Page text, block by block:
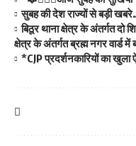
सुबह की देश राज्यों से बड़ी
बिठूर थाना क्षेत्र के अंतर्गत दो
क्षेत्र के अंतर्गत ब्रह्म नगर वार्ड
*CJP प्रदर्शनकारियों का खुला